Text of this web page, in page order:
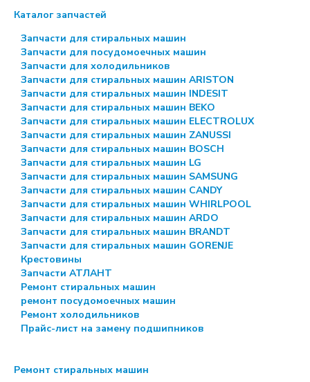
Каталог запчастей
Запчасти для стиральных машин
Запчасти для посудомоечных машин
Запчасти для холодильников
Запчасти для стиральных машин ARISTON
Запчасти для стиральных машин INDESIT
Запчасти для стиральных машин BEKO
Запчасти для стиральных машин ELECTROLUX
Запчасти для стиральных машин ZANUSSI
Запчасти для стиральных машин BOSCH
Запчасти для стиральных машин LG
Запчасти для стиральных машин SAMSUNG
Запчасти для стиральных машин CANDY
Запчасти для стиральных машин WHIRLPOOL
Запчасти для стиральных машин ARDO
Запчасти для стиральных машин BRANDT
Запчасти для стиральных машин GORENJE
Крестовины
Запчасти АТЛАНТ
Ремонт стиральных машин
ремонт посудомоечных машин
Ремонт холодильников
Прайс-лист на замену подшипников
Ремонт стиральных машин